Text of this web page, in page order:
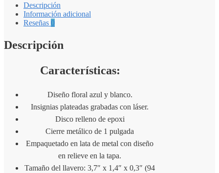
Descripción
Información adicional
Reseñas 0
Descripción
Características:
Diseño floral azul y blanco.
Insignias plateadas grabadas con láser.
Disco relleno de epoxi
Cierre metálico de 1 pulgada
Empaquetado en lata de metal con diseño
en relieve en la tapa.
Tamaño del llavero: 3,7″ x 1,4″ x 0,3″ (94